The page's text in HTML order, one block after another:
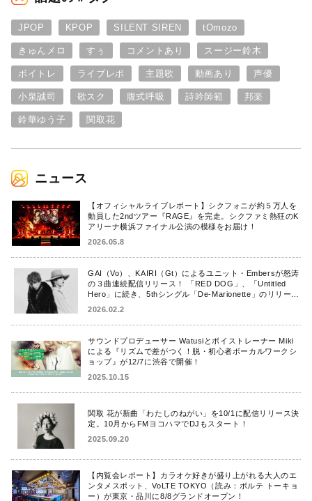
JPOP KPOP SILENT SIREN tOmozo
きゅんメロ すぅ コメントあり スージー鈴木
ボイトレ ライブレポ 主題歌 動画あり 声優
小泉誠司 歌スク 腹式呼吸 詩吟師範 邦楽
鈴華ゆう子 関取花
ニュース
【オフィシャルライブレポート】シクフォニが約５万人を
動員した2ndツアー『RAGE』を完走。シクファミ熱狂のK
アリーナ横浜ファイナル公演の模様をお届け！
2026.05.8
GAI（Vo）、KAIRI（Gt）によるユニット・Embersが怒涛
の３曲連続配信リリース！ 「RED DOG」、「Untitled
Hero」に続き、5thシングル「De-Marionette」のリリース
2026.02.2
サウンドプロデューサー Watusiとボイストレーナー Miki
による『リズムで差がつく！脱・初心者ボーカルワークシ
ョップ』が12/7に渋谷で開催！
2025.10.15
関取 花が新曲「わたしのねがい」を10/1に配信リリース決
定。10月からFMヨコハマでDJもスタート！
2025.09.20
【内覧会レポート】カラオケ好きが盛り上がれる大人のエ
ンタメスポット、VoLTE TOKYO（読み：ボルテ トーキョ
ー）が東京・品川に8/8グランドオープン！